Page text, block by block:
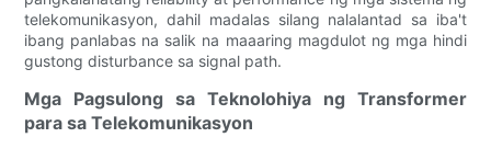
telekomunikasyon, dahil madalas silang nalalantad sa iba't
ibang panlabas na salik na maaaring magdulot ng mga hindi
gustong disturbance sa signal path.
Mga Pagsulong sa Teknolohiya ng Transformer
para sa Telekomunikasyon